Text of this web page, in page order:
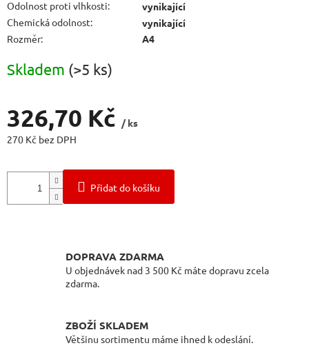
Odolnost proti vlhkosti:
vynikající
Chemická odolnost:
vynikající
Rozměr: A4
Skladem (>5 ks)
326,70 Kč / ks
270 Kč bez DPH
cena:
Přidat do košíku
DOPRAVA ZDARMA
U objednávek nad 3 500 Kč máte dopravu zcela
zdarma.
ZBOŽÍ SKLADEM
Většinu sortimentu máme ihned k odeslání.